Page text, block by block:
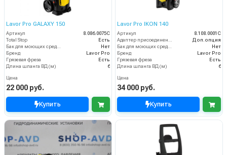
Lavor Pro GALAXY 150
Артикул
8.086.0075C
Total Stop
Есть
Бак для моющих средств
Нет
Бренд
Lavor Pro
Грязевая фреза
Есть
Длина шланга ВД (м)
6
Цена
22 000 руб.
Купить
Lavor Pro IKON 140
Артикул
8.108.0001C
Адаптер присоединения к шлангу
Доп.опция
Бак для моющих средств
Нет
Бренд
Lavor Pro
Грязевая фреза
Есть
Длина шланга ВД (м)
6
Цена
34 000 руб.
Купить